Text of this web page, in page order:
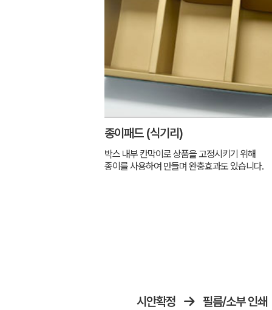
종이패드 (식기리)
박스 내부 칸막이로 상품을 고정시키기 위해
종이를 사용하여 만들며 완충효과도 있습니다.
시안확정 필름/소부 인쇄